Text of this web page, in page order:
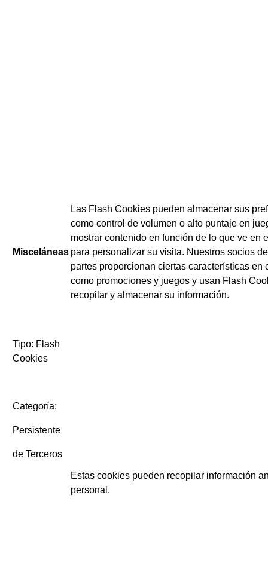
Misceláneas
Las Flash Cookies pueden almacenar sus
como control de volumen o alto puntaje en
mostrar contenido en función de lo que ve en
para personalizar su visita. Nuestros socios
partes proporcionan ciertas características en
como promociones y juegos y usan Flash
recopilar y almacenar su información.
Tipo: Flash
Cookies
Categoría:
Persistente
de Terceros
Estas cookies pueden recopilar información
personal.